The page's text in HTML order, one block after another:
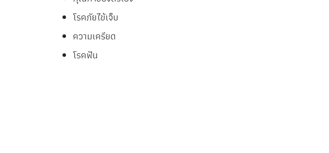
โรคภัยไข้เจ็บ
ความเครียด
โรคฟัน